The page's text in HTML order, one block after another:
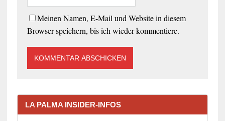
Meinen Namen, E-Mail und Website in diesem
Browser speichern, bis ich wieder kommentiere.
LA PALMA INSIDER-INFOS